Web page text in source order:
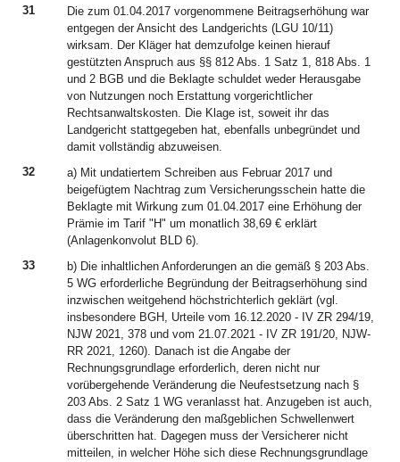
31
Die zum 01.04.2017 vorgenommene Beitragserhöhung war
entgegen der Ansicht des Landgerichts (LGU 10/11)
wirksam. Der Kläger hat demzufolge keinen hierauf
gestützten Anspruch aus §§ 812 Abs. 1 Satz 1, 818 Abs. 1
und 2 BGB und die Beklagte schuldet weder Herausgabe
von Nutzungen noch Erstattung vorgerichtlicher
Rechtsanwaltskosten. Die Klage ist, soweit ihr das
Landgericht stattgegeben hat, ebenfalls unbegründet und
damit vollständig abzuweisen.
32
a) Mit undatiertem Schreiben aus Februar 2017 und
beigefügtem Nachtrag zum Versicherungsschein hatte die
Beklagte mit Wirkung zum 01.04.2017 eine Erhöhung der
Prämie im Tarif "H" um monatlich 38,69 € erklärt
(Anlagenkonvolut BLD 6).
33
b) Die inhaltlichen Anforderungen an die gemäß § 203 Abs.
5 WG erforderliche Begründung der Beitragserhöhung sind
inzwischen weitgehend höchstrichterlich geklärt (vgl.
insbesondere BGH, Urteile vom 16.12.2020 - IV ZR 294/19,
NJW 2021, 378 und vom 21.07.2021 - IV ZR 191/20, NJW-
RR 2021, 1260). Danach ist die Angabe der
Rechnungsgrundlage erforderlich, deren nicht nur
vorübergehende Veränderung die Neufestsetzung nach §
203 Abs. 2 Satz 1 WG veranlasst hat. Anzugeben ist auch,
dass die Veränderung den maßgeblichen Schwellenwert
überschritten hat. Dagegen muss der Versicherer nicht
mitteilen, in welcher Höhe sich diese Rechnungsgrundlage